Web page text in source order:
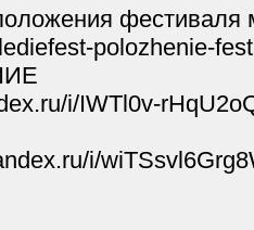
фестиваля
polozhenie-
i/IWTl0v-
i/